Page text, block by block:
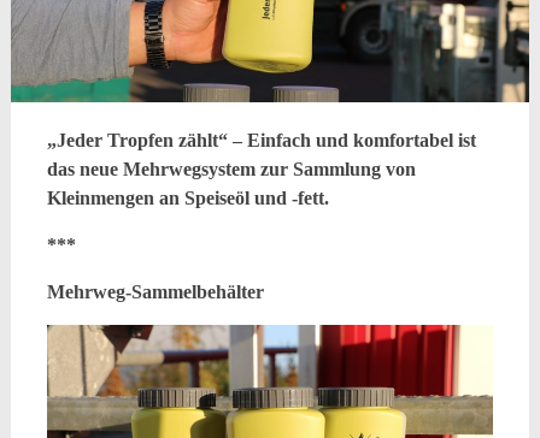
„Jeder Tropfen zählt“ – Einfach und komfortabel ist
das neue Mehrwegsystem zur Sammlung von
Kleinmengen an Speiseöl und -fett.
***
Mehrweg-Sammelbehälter